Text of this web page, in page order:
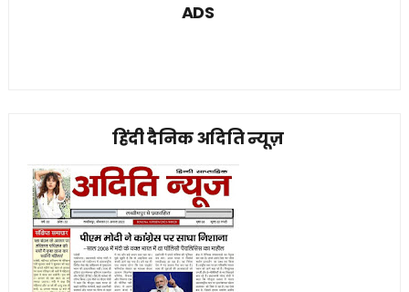
ADS
हिंदी दैनिक अदिति न्यूज़